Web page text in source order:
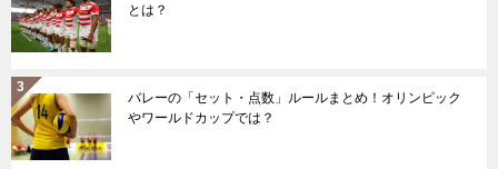
とは？
バレーの「セット・点数」ルールまとめ！オリンピック
やワールドカップでは？